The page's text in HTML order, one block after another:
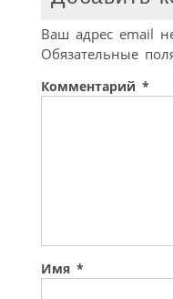
Ваш адрес email
Обязательные
Комментарий *
Имя *